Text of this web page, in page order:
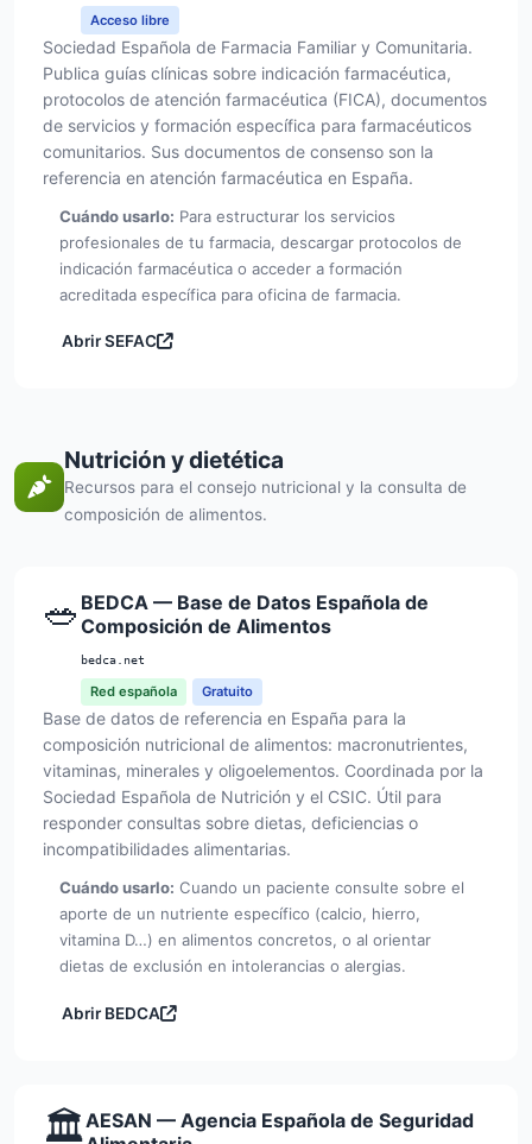
Acceso libre
Sociedad Española de Farmacia Familiar y Comunitaria.
Publica guías clínicas sobre indicación farmacéutica,
protocolos de atención farmacéutica (FICA), documentos
de servicios y formación específica para farmacéuticos
comunitarios. Sus documentos de consenso son la
referencia en atención farmacéutica en España.
Cuándo usarlo: Para estructurar los servicios
profesionales de tu farmacia, descargar protocolos de
indicación farmacéutica o acceder a formación
acreditada específica para oficina de farmacia.
Abrir SEFAC
Nutrición y dietética
Recursos para el consejo nutricional y la consulta de
composición de alimentos.
🥗 BEDCA — Base de Datos Española de
Composición de Alimentos
bedca.net
Red española Gratuito
Base de datos de referencia en España para la
composición nutricional de alimentos: macronutrientes,
vitaminas, minerales y oligoelementos. Coordinada por la
Sociedad Española de Nutrición y el CSIC. Útil para
responder consultas sobre dietas, deficiencias o
incompatibilidades alimentarias.
Cuándo usarlo: Cuando un paciente consulte sobre el
aporte de un nutriente específico (calcio, hierro,
vitamina D…) en alimentos concretos, o al orientar
dietas de exclusión en intolerancias o alergias.
Abrir BEDCA
🏛️AESAN — Agencia Española de Seguridad